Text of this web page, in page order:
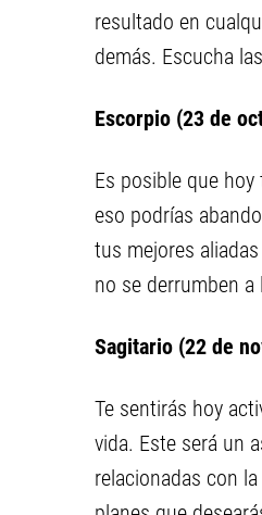
resultado en
demás. Escucha
Escorpio (23 de
Es posible que
eso podrías
tus mejores
no se derrumben a
Sagitario (22 de
Te sentirás hoy
vida. Este será un
relacionadas con